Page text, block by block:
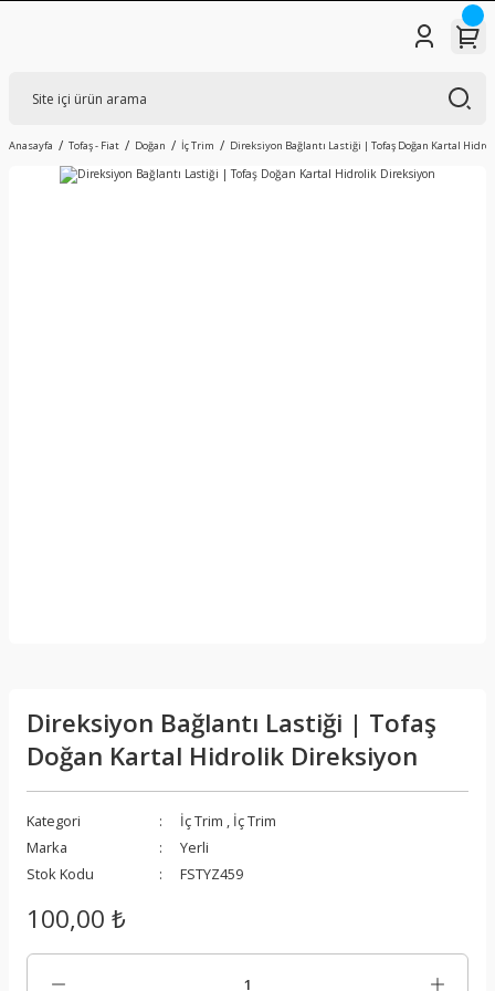
Anasayfa Tofaş - Fiat Doğan İç Trim Direksiyon Bağlantı Lastiği | Tofaş Doğan Kartal
Direksiyon Bağlantı Lastiği | Tofaş
Doğan Kartal Hidrolik Direksiyon
Kategori İç Trim , İç Trim
Marka
Yerli
Stok Kodu
FSTYZ459
100,00 ₺